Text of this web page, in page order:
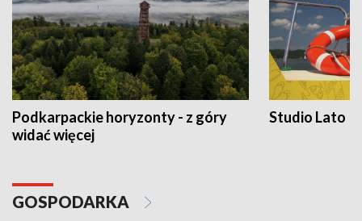
Podkarpackie horyzonty - z góry
widać więcej
Studio Lato
GOSPODARKA